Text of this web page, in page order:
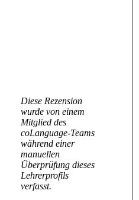
Diese Rezension
wurde von einem
Mitglied des
coLanguage-Teams
während einer
manuellen
Überprüfung dieses
Lehrerprofils
verfasst.